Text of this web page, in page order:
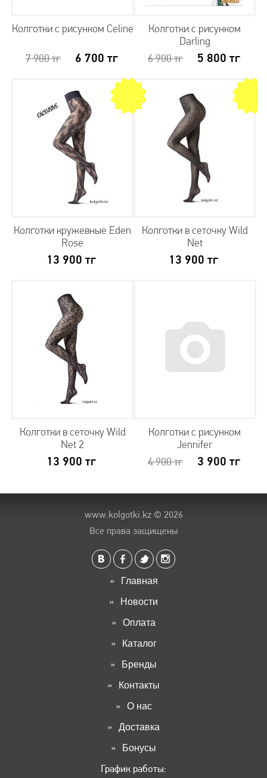
Колготки с рисунком Celine
7 900тг 6 700 тг
Колготки с рисунком
Darling
6 900тг 5 800 тг
Колготки кружевные Eden
Rose
13 900 тг
Колготки в сеточку Wild
Net
13 900 тг
Колготки в сеточку Wild
Net 2
13 900 тг
Колготки с рисунком
Jennifer
4 900тг 3 900 тг
www.kolgotki.kz© 2026
Все права защищены
Главная
Новости
Оплата
Каталог
Бренды
Контакты
О нас
Доставка
Бонусы
График работы: